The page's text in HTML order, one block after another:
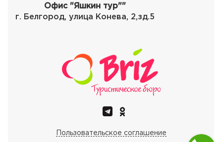
Офис "Яшкин тур""
г. Белгород, улица Конева, 2,зд.5
Пользовательское соглашение